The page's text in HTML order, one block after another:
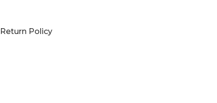
Return Policy